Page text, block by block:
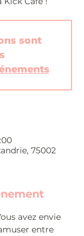
sont
75002
avez envie
entre